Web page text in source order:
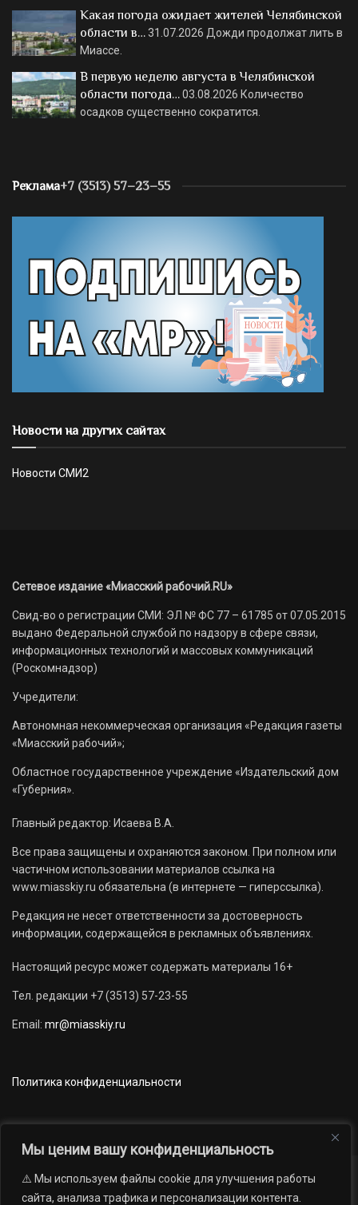
Мы ценим вашу конфиденциальность
⚠️ Мы используем файлы cookie для улучшения работы
сайта, анализа трафика и персонализации контента.
Какая погода ожидает жителей Челябинской
области в…31.07.2026 Дожди продолжат лить в
Миассе.
В первую неделю августа в Челябинской
области погода…03.08.2026 Количество
осадков существенно сократится.
Реклама+7 (3513) 57–23–55
Новости на других сайтах
Новости СМИ2
Сетевое издание «Миасский рабочий.RU»
Свид-во о регистрации СМИ: ЭЛ № ФС 77 – 61785 от 07.05.2015
выдано Федеральной службой по надзору в сфере связи,
информационных технологий и массовых коммуникаций
(Роскомнадзор)
Учредители:
Автономная некоммерческая организация «Редакция газеты
«Миасский рабочий»;
Областное государственное учреждение «Издательский дом
«Губерния».
Главный редактор: Исаева В.А.
Все права защищены и охраняются законом. При полном или
частичном использовании материалов ссылка на
www.miasskiy.ru обязательна (в интернете — гиперссылка).
Редакция не несет ответственности за достоверность
информации, содержащейся в рекламных объявлениях.
Настоящий ресурс может содержать материалы 16+
Тел. редакции +7 (3513) 57-23-55
Email: mr@miasskiy.ru
Политика конфиденциальности
Новости Наши проекты
Официально